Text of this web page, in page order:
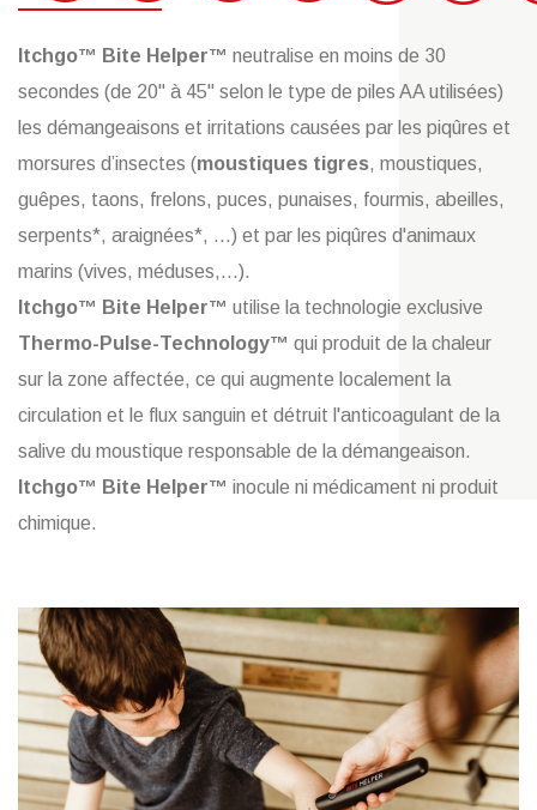
Itchgo™ Bite Helper™ neutralise en moins de 30
secondes (de 20" à 45" selon le type de piles AA utilisées)
les démangeaisons et irritations causées par les piqûres et
morsures d’insectes (moustiques tigres, moustiques,
guêpes, taons, frelons, puces, punaises, fourmis, abeilles,
serpents*, araignées*, ...) et par les piqûres d'animaux
marins (vives, méduses,...).
Itchgo™ Bite Helper™ utilise la technologie exclusive
Thermo-Pulse-Technology™ qui produit de la chaleur
sur la zone affectée, ce qui augmente localement la
circulation et le flux sanguin et détruit l'anticoagulant de la
salive du moustique responsable de la démangeaison.
Itchgo™ Bite Helper™ inocule ni médicament ni produit
chimique.